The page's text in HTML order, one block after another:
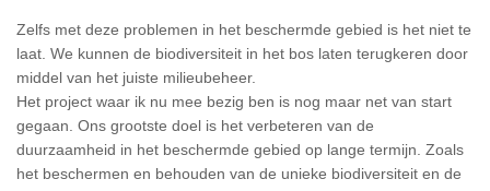
Zelfs met deze problemen in het beschermde gebied is het niet te
laat. We kunnen de biodiversiteit in het bos laten terugkeren door
middel van het juiste milieubeheer.
Het project waar ik nu mee bezig ben is nog maar net van start
gegaan. Ons grootste doel is het verbeteren van de
duurzaamheid in het beschermde gebied op lange termijn. Zoals
het beschermen en behouden van de unieke biodiversiteit en de